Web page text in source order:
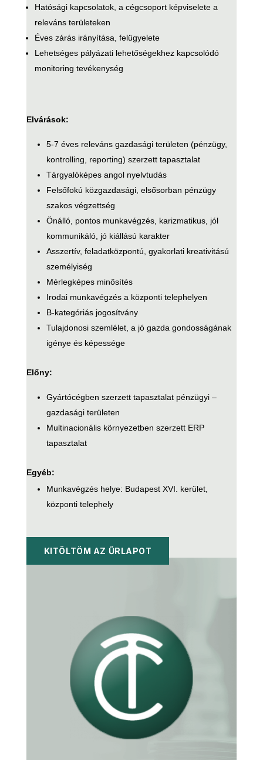
Hatósági kapcsolatok, a cégcsoport képviselete a
releváns területeken
Éves zárás irányítása, felügyelete
Lehetséges pályázati lehetőségekhez kapcsolódó
monitoring tevékenység
Elvárások:
5-7 éves releváns gazdasági területen (pénzügy,
kontrolling, reporting) szerzett tapasztalat
Tárgyalóképes angol nyelvtudás
Felsőfokú közgazdasági, elsősorban pénzügy
szakos végzettség
Önálló, pontos munkavégzés, karizmatikus, jól
kommunikáló, jó kiállású karakter
Asszertív, feladatközpontú, gyakorlati kreativitású
személyiség
Mérlegképes minősítés
Irodai munkavégzés a központi telephelyen
B-kategóriás jogosítvány
Tulajdonosi szemlélet, a jó gazda gondosságának
igénye és képessége
Előny:
Gyártócégben szerzett tapasztalat pénzügyi –
gazdasági területen
Multinacionális környezetben szerzett ERP
tapasztalat
Egyéb:
Munkavégzés helye: Budapest XVI. kerület,
központi telephely
KITÖLTÖM AZ ŰRLAPOT